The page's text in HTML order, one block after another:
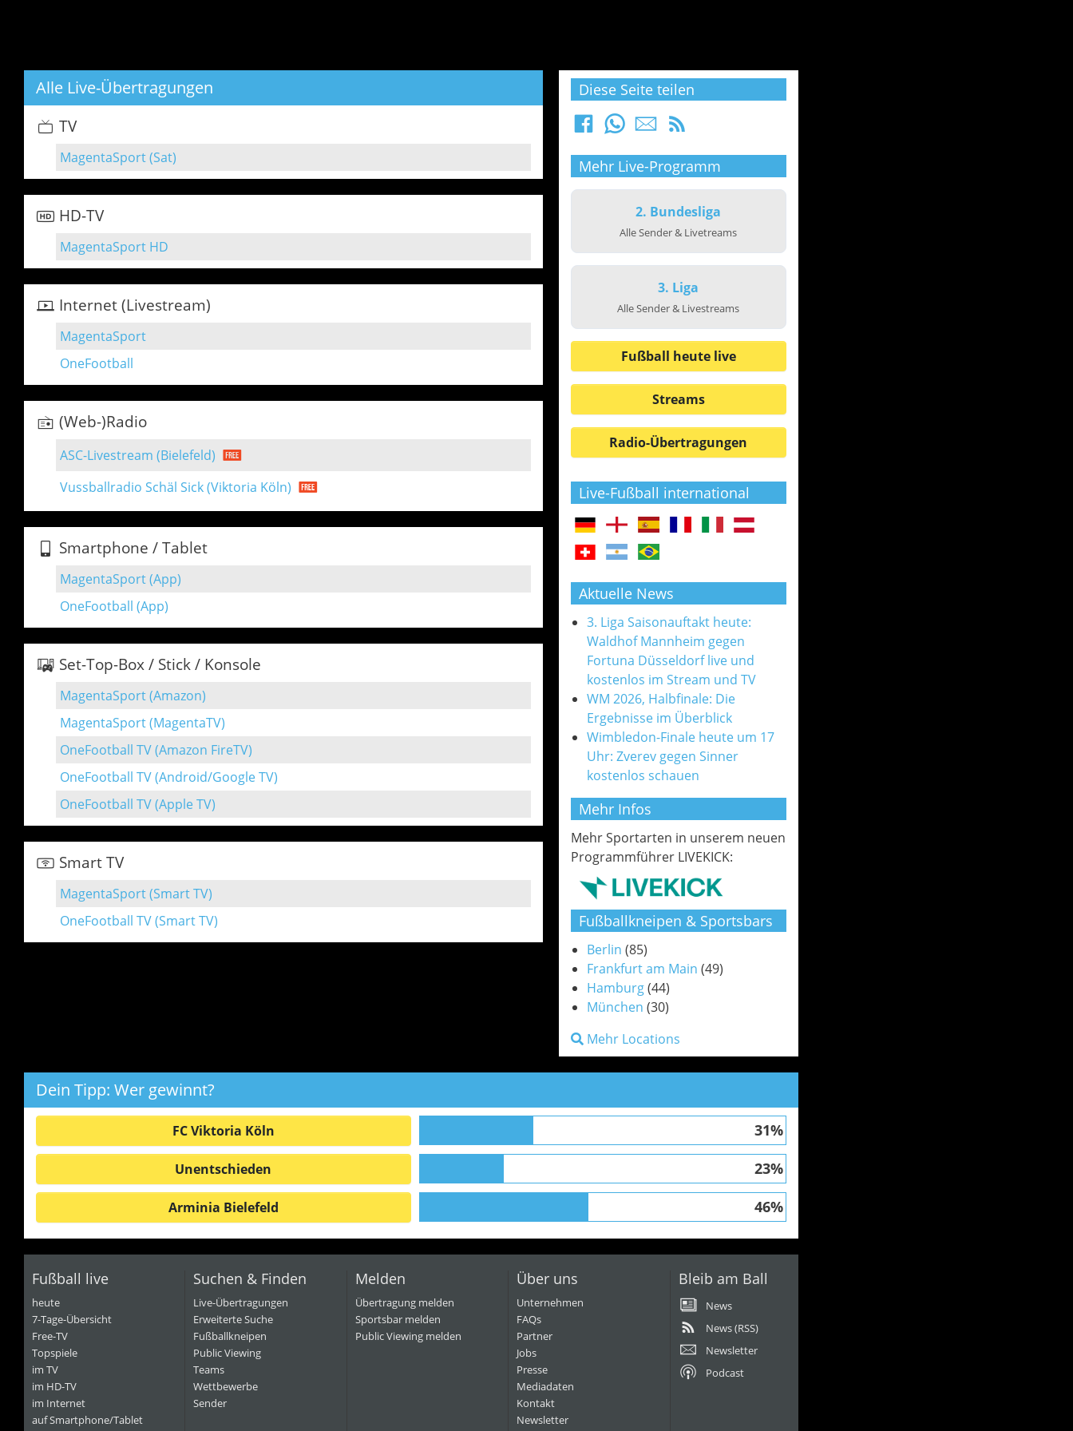
Alle Live-Übertragungen
TV
MagentaSport (Sat)
HD-TV
MagentaSport HD
Internet (Livestream)
MagentaSport
OneFootball
(Web-)Radio
ASC-Livestream (Bielefeld)
Vussballradio Schäl Sick (Viktoria Köln)
Smartphone / Tablet
MagentaSport (App)
OneFootball (App)
Set-Top-Box / Stick / Konsole
MagentaSport (Amazon)
MagentaSport (MagentaTV)
OneFootball TV (Amazon FireTV)
OneFootball TV (Android/Google TV)
OneFootball TV (Apple TV)
Smart TV
MagentaSport (Smart TV)
OneFootball TV (Smart TV)
Diese Seite teilen
Mehr Live-Programm
2. Bundesliga
Alle Sender & Livetreams
3. Liga
Alle Sender & Livestreams
Fußball heute live
Streams
Radio-Übertragungen
Live-Fußball international
Aktuelle News
3. Liga Saisonauftakt heute:
Waldhof Mannheim gegen
Fortuna Düsseldorf live und
kostenlos im Stream und TV
WM 2026, Halbfinale: Die
Ergebnisse im Überblick
Wimbledon-Finale heute um 17
Uhr: Zverev gegen Sinner
kostenlos schauen
Mehr Infos
Mehr Sportarten in unserem neuen
Programmführer LIVEKICK:
Fußballkneipen & Sportsbars
Berlin (85)
Frankfurt am Main (49)
Hamburg(44)
München (30)
Mehr Locations
Dein Tipp: Wer gewinnt?
FC Viktoria Köln 31%
Unentschieden 23%
Arminia Bielefeld 46%
Fußball live
heute
7-Tage-Übersicht
Free-TV
Topspiele
im TV
im HD-TV
im Internet
auf Smartphone/Tablet
Suchen & Finden
Live-Übertragungen
Erweiterte Suche
Fußballkneipen
Public Viewing
Teams
Wettbewerbe
Sender
Melden
Übertragung melden
Sportsbar melden
Public Viewing melden
Über uns
Unternehmen
FAQs
Partner
Jobs
Presse
Mediadaten
Kontakt
Newsletter
Bleib am Ball
News
News (RSS)
Newsletter
Podcast